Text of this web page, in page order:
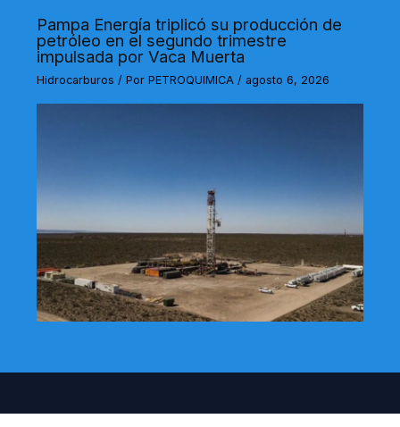
Pampa Energía triplicó su producción de
petróleo en el segundo trimestre
impulsada por Vaca Muerta
Hidrocarburos / PorPETROQUIMICA/ agosto 6, 2026